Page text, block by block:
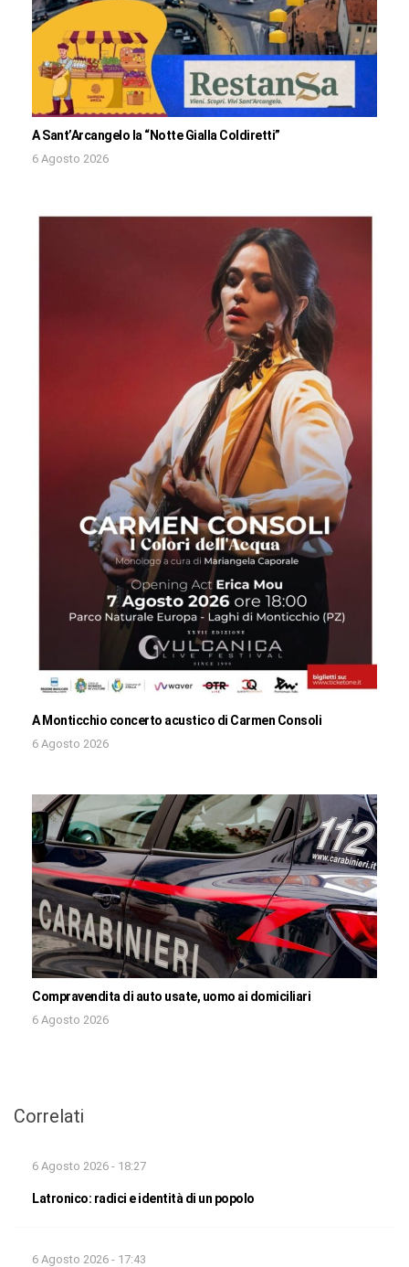
A Sant’Arcangelo la “Notte Gialla Coldiretti”
6 Agosto 2026
A Monticchio concerto acustico di Carmen Consoli
6 Agosto 2026
Compravendita di auto usate, uomo ai domiciliari
6 Agosto 2026
Correlati
6 Agosto 2026 - 18:27
Latronico: radici e identità di un popolo
6 Agosto 2026 - 17:43